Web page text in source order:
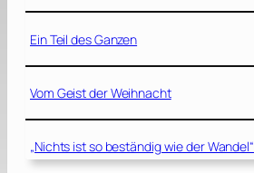
Ein Teil des Ganzen
Vom Geist der Weihnacht
„Nichts ist so beständig wie der Wandel“